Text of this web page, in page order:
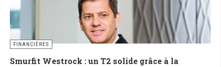
FINANCIÈRES
Smurfit Westrock : un T2 solide grâce à la